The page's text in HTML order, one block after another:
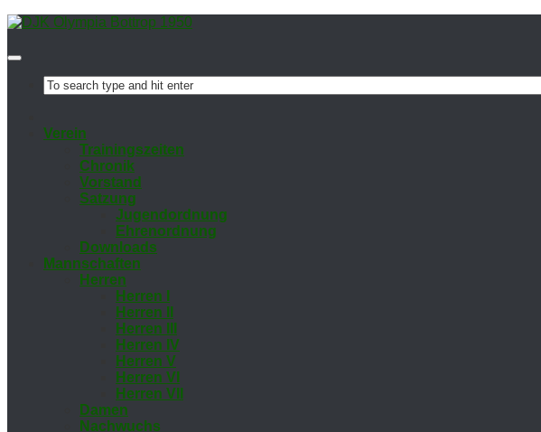
Ver­ein
Trai­nings­zei­ten
Chro­nik
Vor­stand
Sat­zung
Ju­gend­ord­nung
Eh­ren­ord­nung
Down­loads
Mann­schaf­ten
Her­ren
Her­ren I
Her­ren II
Her­ren III
Her­ren IV
Her­ren V
Her­ren VI
Her­ren VII
Da­men
Nach­wuchs